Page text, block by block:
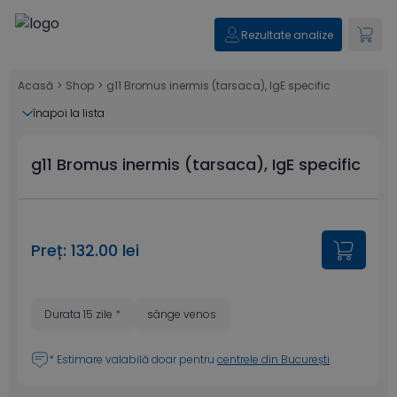
Rezultate analize
Acasă > Shop > g11 Bromus inermis (tarsaca), IgE specific
înapoi la lista
g11 Bromus inermis (tarsaca), IgE specific
Preț: 132.00 lei
Durata 15 zile * sânge venos
* Estimare valabilă doar pentru centrele din București